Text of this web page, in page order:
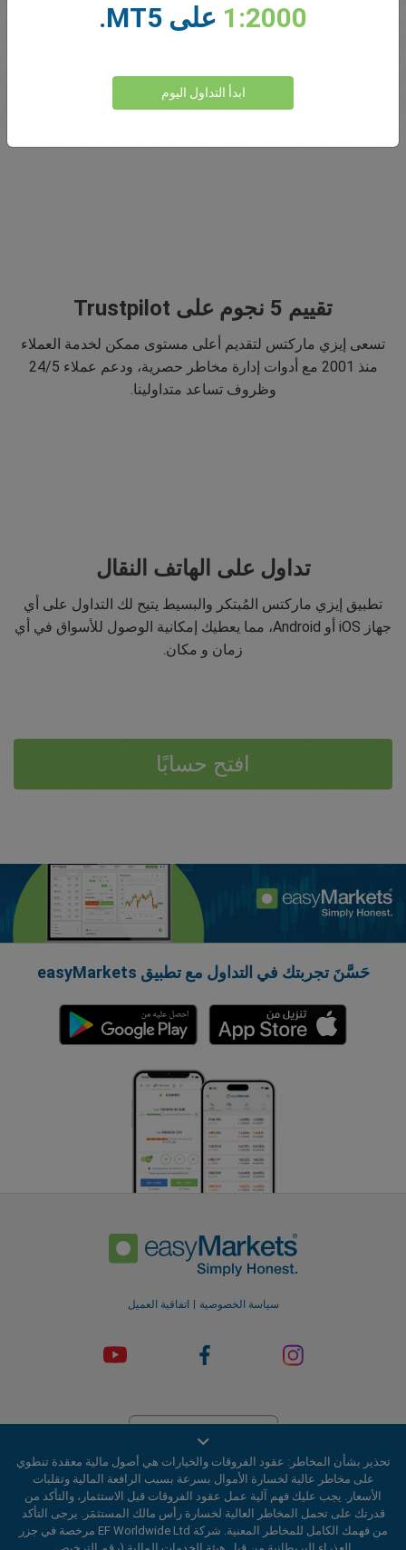
نبتكر منذ 2001
تخدم إيزي ماركتس عملاءها منذ 2001. سعينا منذ البداية لتقديم
تقييم 5 نجوم على Trustpilot
تسعى إيزي ماركتس لتقديم أعلى مستوى ممكن لخدمة العملاء
منذ 2001 مع أدوات إدارة مخاطر حصرية، ودعم عملاء 24/5
وظروف تساعد متداولينا.
تداول على الهاتف النقال
تطبيق إيزي ماركتس المُبتكر والبسيط يتيح لك التداول على أي
جهاز iOS أو Android، مما يعطيك إمكانية الوصول للأسواق في أي
زمان و مكان.
افتح حسابًا
حَسَّنَ تجربتك في التداول مع تطبيق easyMarkets
سياسة الخصوصية اتفاقية العميل
شركة EF Worldwide Ltd مرخصة في جزر العذراء البريطانية من قبل هيئة
الخدمات المالية (رقم الترخيص SIBA/L/20/1135). easyMarkets EF
Worldwide Ltd ، هو اسم تجاري لشركة 2031075 رقم التسجيل يُدار هذا
الموقع الإلكتروني بواسطة EF Worldwide Limited (جزء من مجموعة Blue
1:2000 على MT5.
ابدأ التداول اليوم
تحذير بشأن المخاطر: عقود الفروقات والخيارات هي أصول مالية معقدة تنطوي
على مخاطر عالية لخسارة الأموال بسرعة بسبب الرافعة المالية وتقلبات
الأسعار. يجب عليك فهم آلية عمل عقود الفروقات قبل الاستثمار، والتأكد من
قدرتك على تحمل المخاطر العالية لخسارة رأس مالك المستثمَر. يرجى التأكد
من فهمك الكامل للمخاطر المعنية. شركة EF Worldwide Ltd مرخصة في جزر